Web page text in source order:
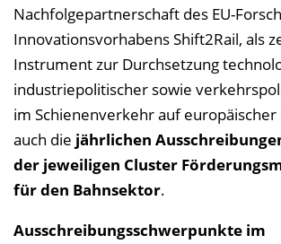
Nachfolgepartnerschaft des EU-
Innovationsvorhabens Shift2Rail, als
Instrument zur Durchsetzung
industriepolitischer sowie
im Schienenverkehr auf europäischer
auch die jährlichen
der jeweiligen Cluster
für den Bahnsektor.
Ausschreibungsschwerpunkte im